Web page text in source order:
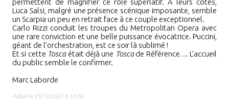
permettent de magnifier ce rôle superlatif. A leurs côtés,
Luca Salsi, malgré une présence scénique imposante, semble
un Scarpia un peu en retrait face à ce couple exceptionnel.
Carlo Rizzi conduit les troupes du Metropolitan Opera avec
une rare conviction et une belle puissance évocatrice. Puccini,
géant de l’orchestration, est ce soir là sublimé !
Et si cette Toscaétait déjà une Toscade Référence… L’accueil
du public semble le confirmer.
Marc Laborde
Publié le 25/10/2022 à 12:08.